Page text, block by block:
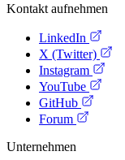
Kontakt aufnehmen
LinkedIn
X (Twitter)
Instagram
YouTube
GitHub
Forum
Unternehmen